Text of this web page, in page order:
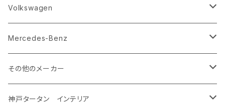
H29/10～ NTP10
ＲＡＶ４
H12/5～H28/8 20/30系
H31/4～R7/12 50系
アイシス
H24/6～H29/12 10系
アクア
H23/12～R3/7 NHP10
アベンシス
H29/3～
ＬＭ
R5/12〜 4人乗 TAWH15W
R6/5～ 6人乗 TAWH15W
ＬＳ４６０
H18/9～H29/10
ＬＳ６００ｈ
H19/5～H29/10
ＬＳ５００/ＬＳ５００ｈ
H17/11～H30/3 Y12
エクストレイル
H25/12～R4/7 T32
R4/7～ T33
エルグランド
H22/8～R8/7 E52
R8/7～ E53
オーラ
R3/8～ E13
ＮＶ３５０キャラバン
H23/12～R5/4 GJ/GK系
H20/6～H27/3 YA系
エクシーガクロスオーバー７
H27/4～H30/3 YAM
クロストレック
R4/9～ GU系
サンバーバン/ディアス
H11/2～H24/2 TV系
サンバートラック
R1/10～ DM系
ＣＸ－６０
R4/9～ KH系
ＭＡＺＤＡ２
R1/9～ DJ系
ＭＡＺＤＡ３
R1/5～ BP系
ＭＡＺＤＡ６
H26/11～R4/8 LA700系
キャスト
H27/9～R5/6 LA250/260S
グランマックスカーゴ
R2/9～ S403/413V
グランマックストラック
R2/9～ S403/413P
コペン
H27/2～R2/11
アルト
H26/12～R3/12 HA36
R3/12～ HA37/97S
アルトラパン/アルトラパンショコラ
H20/11～ HE22/33S
アルトラパンLC
R4/6～ HE33S
イグニス
H22/2～ GA系
ｅｋスペース
H26/2～ B11A/B30系/BA系
ｅｋスペースカスタム/ｅｋクロススペース
H26/2～ B11A/B30系
ｅｋワゴン
H25/6～ B11W/B30系
ｅｋカスタム/ｅｋクロス
CR-V
H23/12～28/8 RM1/4
H30/8～R4/12 RW1/2・RT5/6 5人乗り
CR-Z
H22/2～29/1 ZF1・ZF2
NBOX/NBOXカスタム
H23/12～H29/9 JF1/2
NBOXプラス/NBOXプラスカスタム
Volkswagen
アップ
H24/10～R3/3 AA系
アルテオン
H29/10～ ３HD系
ゴルフ
Mercedes-Benz
Ａクラス
H24/11～30/10
Ｂクラス
その他のメーカー
MINI
神戸タータン インテリア